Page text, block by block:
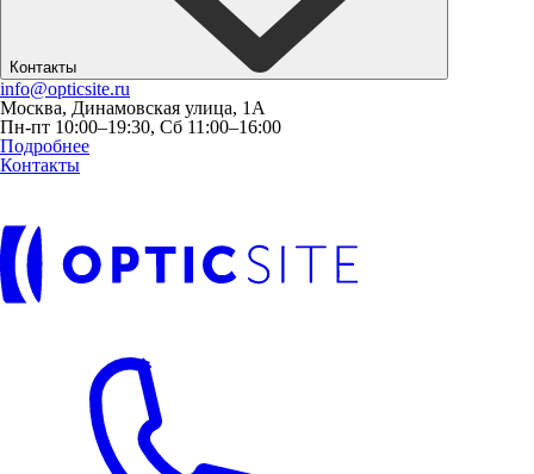
Контакты
info@opticsite.ru
Москва, Динамовская улица, 1А
Пн-пт 10:00–19:30, Сб 11:00–16:00
Подробнее
Контакты